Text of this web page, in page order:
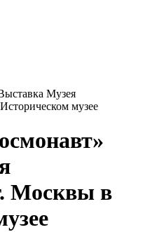
Музея
музее
Москвы в